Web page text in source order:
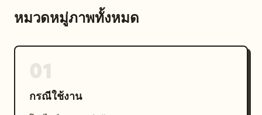
หมวดหมู่ภาพทั้งหมด
กรณีใช้งาน